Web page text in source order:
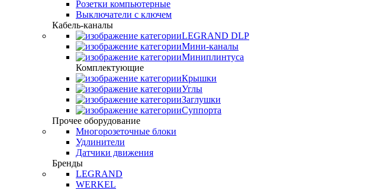
Розетки компьютерные
Выключатели с ключем
Кабель-каналы
LEGRAND DLP
Мини-каналы
Миниплинтуса
Комплектующие
Крышки
Углы
Заглушки
Суппорта
Прочее оборудование
Многорозеточные блоки
Удлинители
Датчики движения
Бренды
LEGRAND
WERKEL